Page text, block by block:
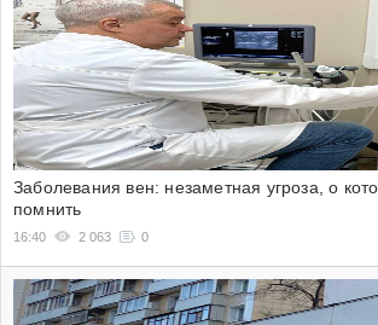
Заболевания вен: незаметная угроза, о
помнить
16:40 2 063 0